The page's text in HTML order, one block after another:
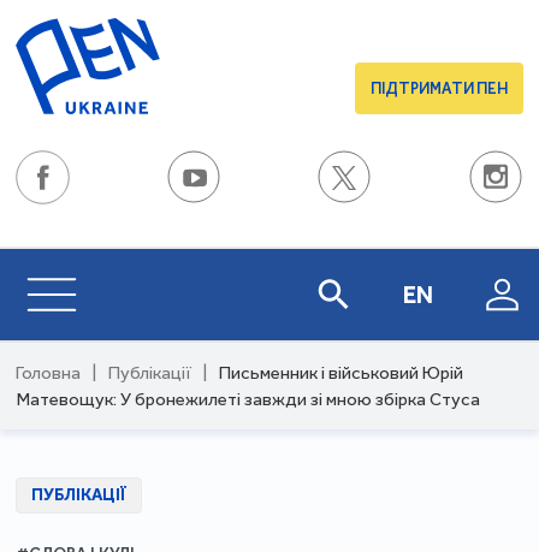
ПІДТРИМАТИ ПЕН
EN
Головна Публікації
Письменник і військовий Юрій
Матевощук: У бронежилеті завжди зі мною збірка Стуса
ПУБЛІКАЦІЇ